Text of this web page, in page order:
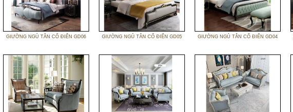
GIƯỜNG NGỦ TÂN CỔ ĐIỂN GD06 GIƯỜNG NGỦ TÂN CỔ ĐIỂN GD05 GIƯỜNG NGỦ TÂN CỔ ĐIỂN GD04